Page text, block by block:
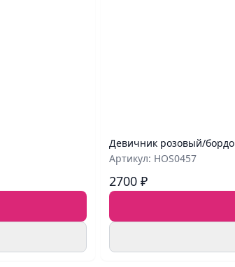
Девичник розовый/бордо
Артикул: HOS0457
2700 ₽